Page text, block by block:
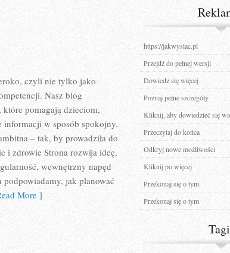
czyli nie tylko jako
Nasz blog
pomagają dzieciom,
informacji w sposób spokojny.
– tak, by prowadziła do
i zdrowie Strona rozwija ideę,
wewnętrzny napęd
podpowiadamy, jak planować
More ]
https://jakwyslac.pl
Przejdź do pełnej wersji
Dowiedz się więcej
Poznaj pełne szczegóły
Kliknij, aby dowiedzieć się
Przeczytaj do końca
Odkryj nowe możliwości
Kliknij po więcej
Przekonaj się o tym
Przekonaj się o tym